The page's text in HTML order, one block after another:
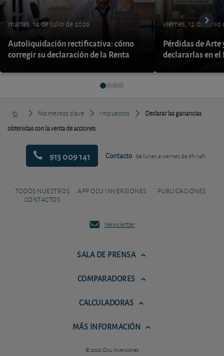
martes, 14 de julio de 2026
Autoliquidación rectificativa: cómo
corregir su declaración de la Renta
viernes, 12 de junio
Pérdidas de
declararlas en el
Momentos clave Impuestos
Declarar las ganancias
obtenidas con la venta de acciones
913 009 141 Contacto de lunes a viernes de 9h-14h
TODOS NUESTROS
CONTACTOS
APP OCU INVERSIONES PUBLICACIONES
Newsletter
SALA DE PRENSA
COMPARADORES
CALCULADORAS
MÁS INFORMACIÓN
© 2026 Ocu Inversiones